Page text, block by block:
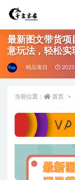
最新图文带货项
意玩法，轻松实
精品项目
当前位置： 首页